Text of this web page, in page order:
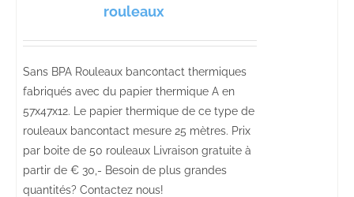
rouleaux
Sans BPA Rouleaux bancontact thermiques
fabriqués avec du papier thermique A en
57x47x12. Le papier thermique de ce type de
rouleaux bancontact mesure 25 mètres. Prix
par boite de 50 rouleaux Livraison gratuite à
partir de € 30,- Besoin de plus grandes
quantités? Contactez nous!